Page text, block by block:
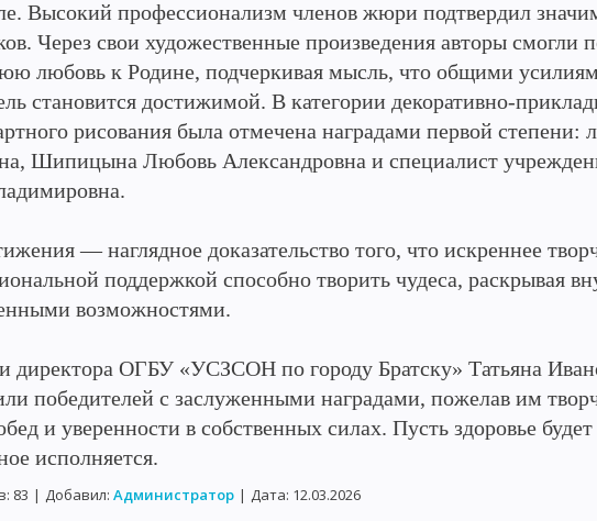
Высокий профессионализм членов жюри подтвердил
Через свои художественные произведения авторы смогли
любовь к Родине, подчеркивая мысль, что общими
становится достижимой. В категории декоративно-
рисования была отмечена наградами первой степени:
Шипицына Любовь Александровна и специалист
— наглядное доказательство того, что искреннее
поддержкой способно творить чудеса, раскрывая
возможностями.
директора ОГБУ «УСЗСОН по городу Братску» Татьяна
победителей с заслуженными наградами, пожелав им
и уверенности в собственных силах. Пусть здоровье
исполняется.
83 | Добавил: Администратор | Дата: 12.03.2026